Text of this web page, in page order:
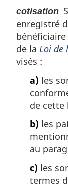
n
a
l
e
:
cotisation
enregistré
de la Loi de
visés :
a) les
de cette
b) les
au
c) les
termes